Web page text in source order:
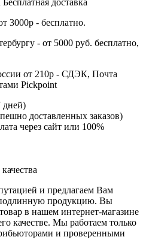
Бесплатная доставка
3000р - бесплатно.
- от 5000 руб. бесплатно,
от 210р - СДЭК, Почта
Pickpoint
дней)
доставленных заказов)
через сайт или 100%
и предлагаем Вам
продукцию. Вы
в нашем интернет-магазине
качестве. Мы работаем только
и проверенными